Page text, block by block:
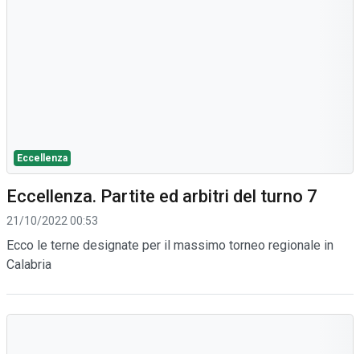
Eccellenza
Eccellenza. Partite ed arbitri del turno 7
21/10/2022 00:53
Ecco le terne designate per il massimo torneo regionale in
Calabria